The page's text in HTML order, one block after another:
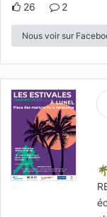
26 2
Nous voir sur